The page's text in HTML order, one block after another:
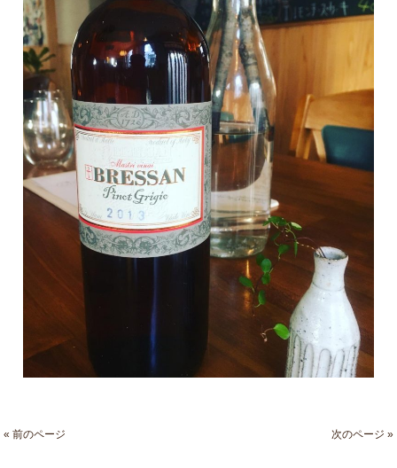
« 前のページ 次のページ »